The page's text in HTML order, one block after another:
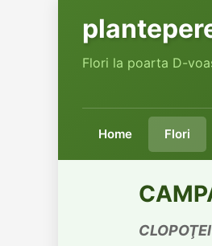
Flori la poarta D-
Home Flori